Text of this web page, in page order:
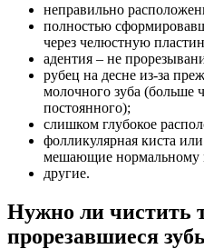
неправильно
полностью
через челюстную
адентия – не
рубец на десне из-за
молочного зуба (больше
постоянного);
слишком глубокое
фолликулярная киста
мешающие нормальному
другие.
Нужно ли чистить
прорезавшиеся